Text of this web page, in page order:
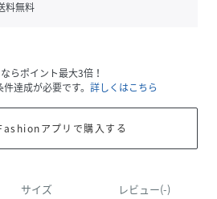
料無料
らポイント最大3倍！
達成が必要です。 詳しくはこちら
アプリで購入する
サイズ レビュー(-)